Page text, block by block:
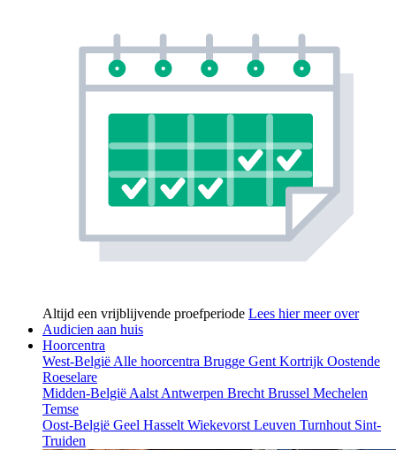
Altijd een vrijblijvende proefperiode Lees hier meer over
Audicien aan huis
Hoorcentra
West-België Alle hoorcentra Brugge Gent Kortrijk Oostende
Roeselare
Midden-België Aalst Antwerpen Brecht Brussel Mechelen
Temse
Oost-België Geel Hasselt Wiekevorst Leuven Turnhout Sint-
Truiden